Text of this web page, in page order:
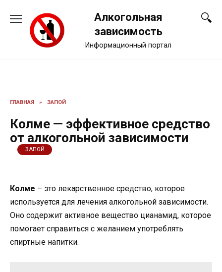
содержанию
Алкогольная
зависимость
Информационный портал
ГЛАВНАЯ » ЗАПОЙ
Колме — эффективное средство
от алкогольной зависимости
ЗАПОЙ
Колме – это лекарственное средство, которое
используется для лечения алкогольной зависимости.
Оно содержит активное вещество цианамид, которое
помогает справиться с желанием употреблять
спиртные напитки.